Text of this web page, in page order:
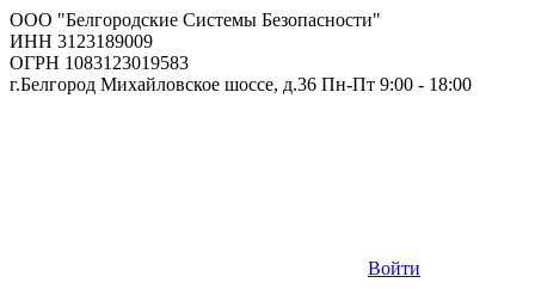
ООО "Белгородские Системы Безопасности"
ИНН 3123189009
ОГРН 1083123019583
г.Белгород Михайловское шоссе, д.36 Пн-Пт 9:00 - 18:00
Войти